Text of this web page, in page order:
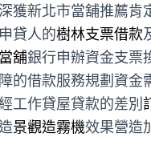
獲新北市當舖推薦肯
貸人的樹林支票借款
舖銀行申辦資金支票
的借款服務規劃資金
工作貸屋貸款的差別
景觀造霧機效果營造